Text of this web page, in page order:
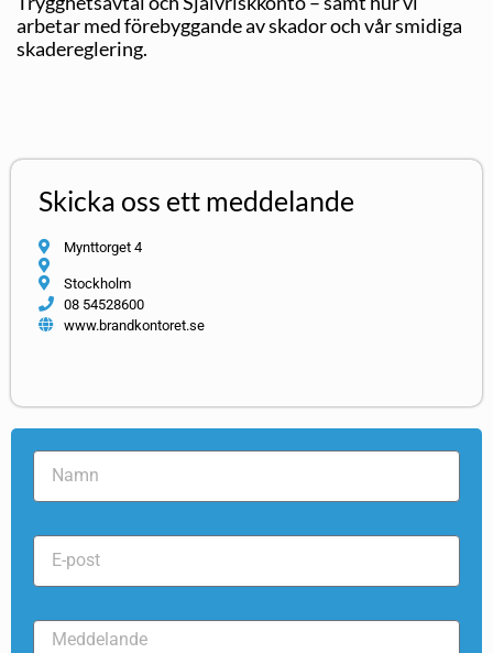
arbetar med förebyggande av skador och vår smidiga
skadereglering.
Skicka oss ett meddelande
Mynttorget 4
Stockholm
08 54528600
www.brandkontoret.se